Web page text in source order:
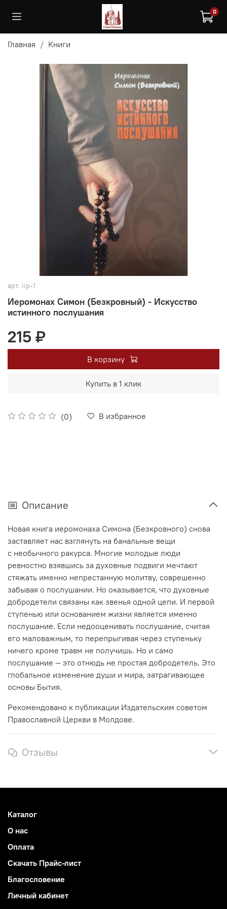
0
Главная Книги
арт. iip-1
Иеромонах Симон (Безкровный) - Искусство
истинного послушания
(0) В избранное
215 ₽
В корзину
Купить в 1 клик
Описание
Новая книга иеромонаха Симона (Безкровного) снова
заставляет нас взглянуть на банальные вещи
с необычного ракурса. Многие молодые люди
ревностно взявшись за духовные подвиги мечтают
стяжать именно непрестанную молитву, соврешенно
забывая о послушании. Но оказывается, что духовные
добродетели связаны как звенья одной цепи. И первой
ступенью или основанием жизни является именно
послушание. Если недооценивать послушание, считая
его маловажным, то перепрыгивая через ступеньку
ничего кроме травм не получишь. Но и само
послушание — это отнюдь не простая добродетель. Это
глобальное изменение души и мира, затрагивающее
основы Бытия.
Рекомендовано к публикации Издательским советом
Православной Церкви в Молдове.
Отзывы
Каталог
О нас
Оплата
Скачать Прайс-лист
Благословение
Личный кабинет